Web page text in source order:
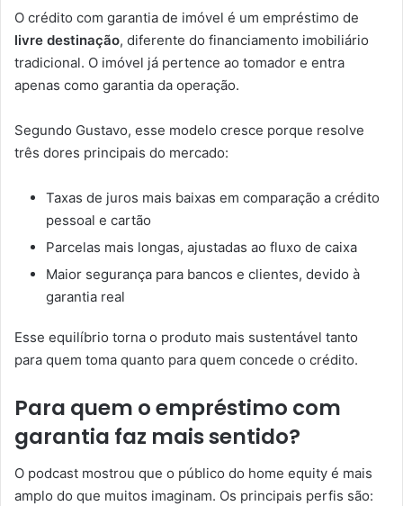
O crédito com garantia de imóvel é um empréstimo de
livre destinação, diferente do financiamento imobiliário
tradicional. O imóvel já pertence ao tomador e entra
apenas como garantia da operação.
Segundo Gustavo, esse modelo cresce porque resolve
três dores principais do mercado:
Taxas de juros mais baixas em comparação a crédito
pessoal e cartão
Parcelas mais longas, ajustadas ao fluxo de caixa
Maior segurança para bancos e clientes, devido à
garantia real
Esse equilíbrio torna o produto mais sustentável tanto
para quem toma quanto para quem concede o crédito.
Para quem o empréstimo com
garantia faz mais sentido?
O podcast mostrou que o público do home equity é mais
amplo do que muitos imaginam. Os principais perfis são: